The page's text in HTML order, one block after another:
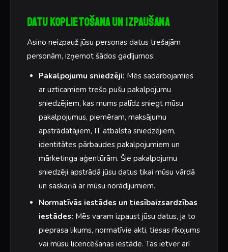
Datu koplietošana un izpaušana
Asino neizpauž jūsu personas datus trešajām
personām, izņemot šādos gadījumos:
Pakalpojumu sniedzēji: Mēs sadarbojamies
ar uzticamiem trešo pušu pakalpojumu
sniedzējiem, kas mums palīdz sniegt mūsu
pakalpojumus, piemēram, maksājumu
apstrādātājiem, IT atbalsta sniedzējiem,
identitātes pārbaudes pakalpojumiem un
mārketinga aģentūrām. Šie pakalpojumu
sniedzēji apstrādā jūsu datus tikai mūsu vārdā
un saskaņā ar mūsu norādījumiem.
Normatīvās iestādes un tiesībaizsardzības
iestādes: Mēs varam izpaust jūsu datus, ja to
pieprasa likums, normatīvie akti, tiesas rīkojums
vai mūsu licencēšanas iestāde. Tas ietver arī